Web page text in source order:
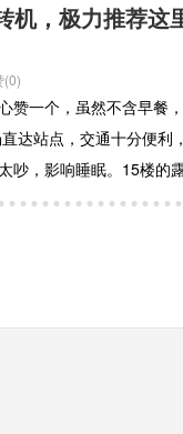
机，极力推荐这
(0)
赞一个，虽然不含早餐
达站点，交通十分便
吵，影响睡眠。15楼的